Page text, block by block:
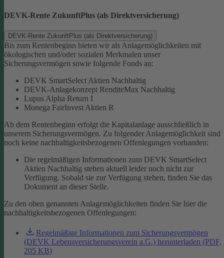
DEVK-Rente ZukunftPlus (als Direktversicherung)
DEVK-Rente ZukunftPlus (als Direktversicherung)
Bis zum Rentenbeginn bieten wir als Anlagemöglichkeiten mit
ökologischen und/oder sozialen Merkmalen unser
Sicherungsvermögen sowie folgende Fonds an:
DEVK SmartSelect Aktien Nachhaltig
DEVK-Anlagekonzept RenditeMax Nachhaltig
Lupus Alpha Return I
Monega FairInvest Aktien R
Ab dem Rentenbeginn erfolgt die Kapitalanlage ausschließlich in
unserem Sicherungsvermögen. Zu folgender Anlagemöglichkeit sind
noch keine nachhaltigkeitsbezogenen Offenlegungen vorhanden:
Die regelmäßigen Informationen zum DEVK SmartSelect
Aktien Nachhaltig stehen aktuell leider noch nicht zur
Verfügung. Sobald sie zur Verfügung stehen, finden Sie das
Dokument an dieser Stelle.
Zu den oben genannten Anlagemöglichkeiten finden Sie hier die
nachhaltigkeitsbezogenen Offenlegungen:
Regelmäßige Informationen zum Sicherungsvermögen
(DEVK Lebensversicherungsverein a.G.) herunterladen (PDF,
205 KB)